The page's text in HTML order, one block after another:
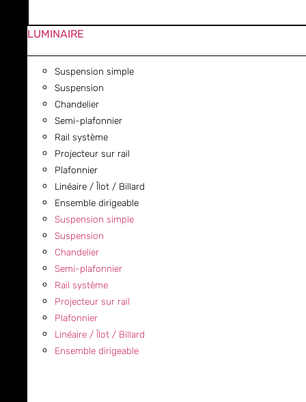
LUMINAIRE
Suspension simple
Suspension
Chandelier
Semi-plafonnier
Rail système
Projecteur sur rail
Plafonnier
Linéaire / Îlot / Billard
Ensemble dirigeable
Suspension simple
Suspension
Chandelier
Semi-plafonnier
Rail système
Projecteur sur rail
Plafonnier
Linéaire / Îlot / Billard
Ensemble dirigeable